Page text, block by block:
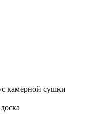
камерной сушки